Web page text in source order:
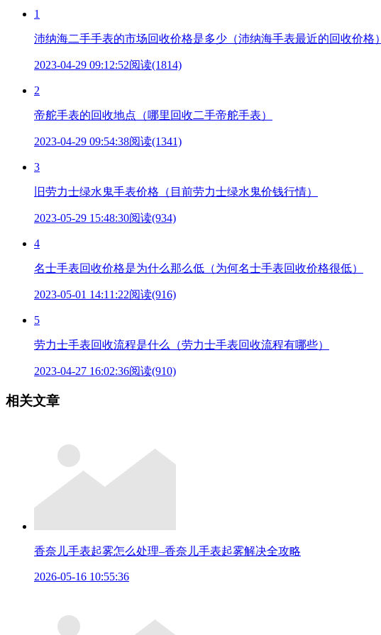
1
沛纳海二手手表的市场回收价格是多少（沛纳海手表最近的回收价格）
2023-04-29 09:12:52阅读(1814)
2
帝舵手表的回收地点（哪里回收二手帝舵手表）
2023-04-29 09:54:38阅读(1341)
3
旧劳力士绿水鬼手表价格（目前劳力士绿水鬼价钱行情）
2023-05-29 15:48:30阅读(934)
4
名士手表回收价格是为什么那么低（为何名士手表回收价格很低）
2023-05-01 14:11:22阅读(916)
5
劳力士手表回收流程是什么（劳力士手表回收流程有哪些）
2023-04-27 16:02:36阅读(910)
相关文章
香奈儿手表起雾怎么处理–香奈儿手表起雾解决全攻略
2026-05-16 10:55:36